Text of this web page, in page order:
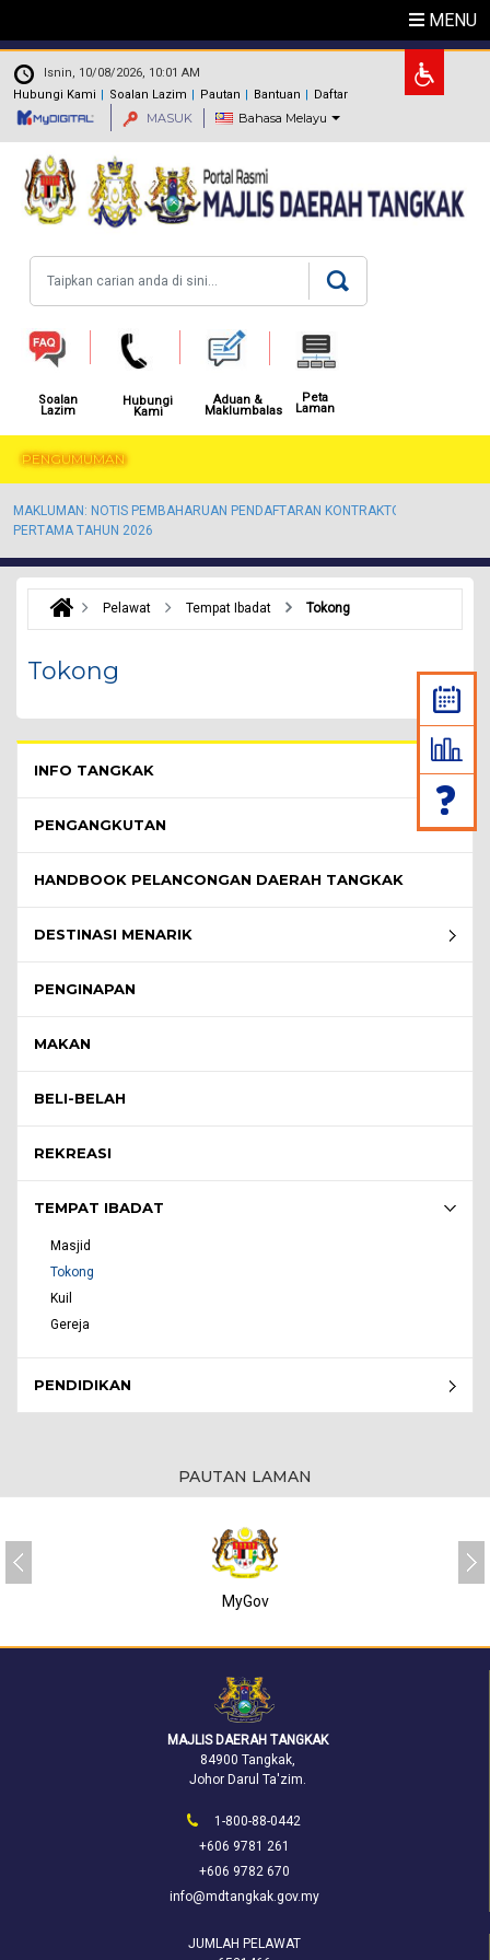
MENU
.
Isnin, 10/08/2026, 10:01 AM
Hubungi Kami
Soalan Lazim Pautan Bantuan Daftar
MASUK Bahasa Melayu
Soalan
Lazim
Hubungi
Kami
Aduan &
Maklumbalas
Peta
Laman
PENGUMUMAN
MAKLUMAN: NOTIS PEMBAHARUAN PENDAFTARAN KONTRAKTOR KALI
PERTAMA TAHUN 2026
Pelawat Tempat Ibadat Tokong
Tokong
INFO TANGKAK
PENGANGKUTAN
HANDBOOK PELANCONGAN DAERAH TANGKAK
DESTINASI MENARIK
PENGINAPAN
MAKAN
BELI-BELAH
REKREASI
TEMPAT IBADAT
Masjid
Tokong
Kuil
Gereja
PENDIDIKAN
PAUTAN LAMAN
MyGov
MAJLIS DAERAH TANGKAK
84900 Tangkak,
Johor Darul Ta'zim.
1-800-88-0442
+606 9781 261
+606 9782 670
info@mdtangkak.gov.my
JUMLAH PELAWAT